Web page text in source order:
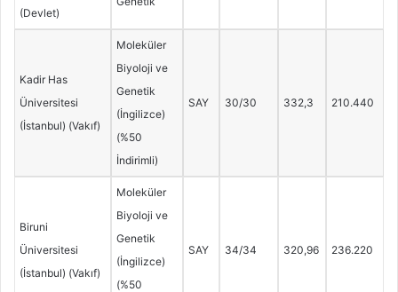
(Devlet)
Kadir Has
Üniversitesi
(İstanbul) (Vakıf)
Moleküler
Biyoloji ve
Genetik
(İngilizce)
(%50
İndirimli)
SAY 30/30 332,3 210.440
Biruni
Üniversitesi
(İstanbul) (Vakıf)
Moleküler
Biyoloji ve
Genetik
(İngilizce)
(%50
SAY 34/34 320,96 236.220